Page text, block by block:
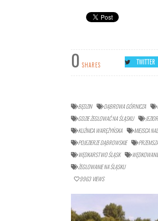
0 SHARES TWITTER
BĘDZIN DĄBROWA GÓRNICZA
GDZIE ŻEGLOWAĆ NA ŚLĄSKU
KUŹNICA WARĘŻYŃSKA
MIEJSCA
POJEZIERZE DĄBROWSKIE
PRZEMSZA
WĘDKARSTWO ŚLĄSK
ŻEGLOWANIE NA ŚLĄSKU
9963 VIEWS